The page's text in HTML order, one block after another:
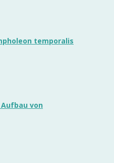
temporalis
von